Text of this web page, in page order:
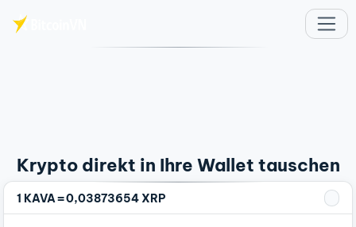
Krypto direkt in Ihre Wallet tauschen
1 KAVA=0,03873654 XRP